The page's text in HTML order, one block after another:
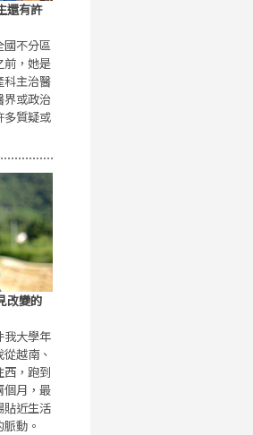
還有許
國不分區
前，她是
科主治醫
界或政治
多質疑或
改變的
我大學年
越南、
西，跑到
個月，最
貼近生活
動。